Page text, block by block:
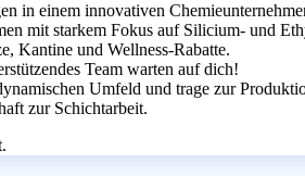
in einem innovativen
mit starkem Fokus auf Silicium- und
Kantine und Wellness-Rabatte.
Team warten auf dich!
Umfeld und trage zur
zur Schichtarbeit.